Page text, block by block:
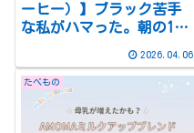
ーヒー）】ブラック苦手
な私がハマった。朝の1杯
腹が空きにくくなった話
2026.04.06
たべもの